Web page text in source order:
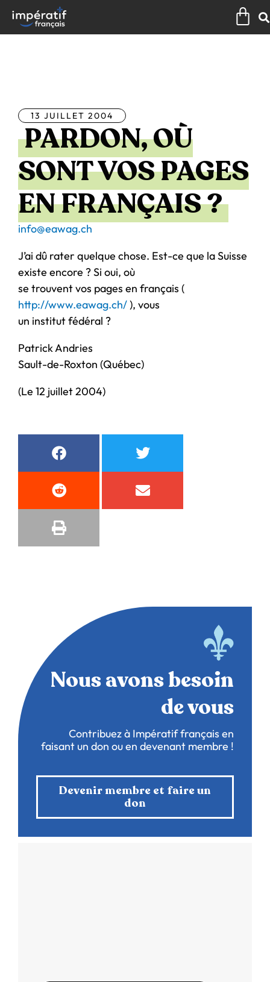
contenu
13 JUILLET 2004
PARDON, OÙ
SONT VOS PAGES
EN FRANÇAIS ?
info@eawag.ch
J’ai dû rater quelque chose. Est-ce que la Suisse
existe encore ? Si oui, où
se trouvent vos pages en français (
http://www.eawag.ch/), vous
un institut fédéral ?
Patrick Andries
Sault-de-Roxton (Québec)
(Le 12 juillet 2004)
Nous avons besoin
de vous
Contribuez à Impératif français en
faisant un don ou en devenant membre !
Devenir membre et faire un
don